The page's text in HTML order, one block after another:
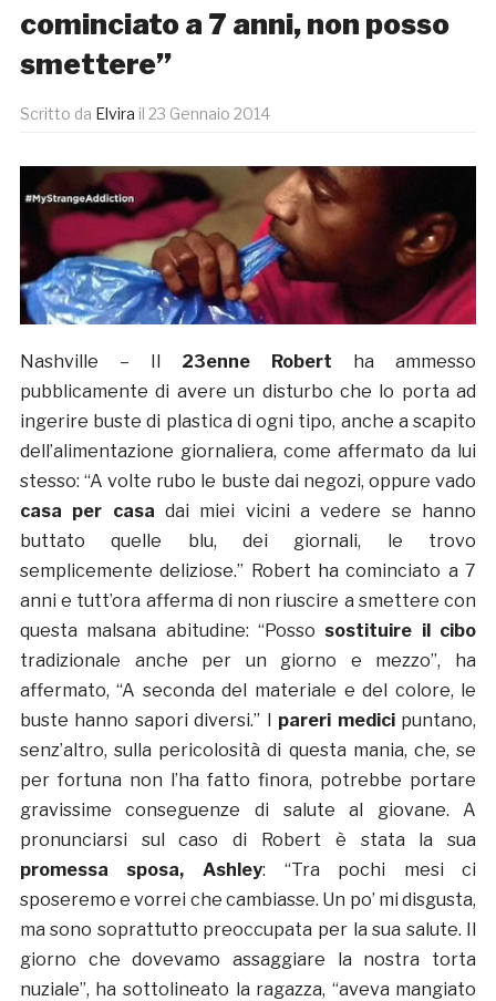
cominciato a 7 anni, non posso
smettere”
Scritto da Elvira il 23 Gennaio 2014
Nashville – Il 23enne Robert ha ammesso
pubblicamente di avere un disturbo che lo porta ad
ingerire buste di plastica di ogni tipo, anche a scapito
dell’alimentazione giornaliera, come affermato da lui
stesso: “A volte rubo le buste dai negozi, oppure vado
casa per casa dai miei vicini a vedere se hanno
buttato quelle blu, dei giornali, le trovo
semplicemente deliziose.” Robert ha cominciato a 7
anni e tutt’ora afferma di non riuscire a smettere con
questa malsana abitudine: “Posso sostituire il cibo
tradizionale anche per un giorno e mezzo”, ha
affermato, “A seconda del materiale e del colore, le
buste hanno sapori diversi.” I pareri medicipuntano,
senz’altro, sulla pericolosità di questa mania, che, se
per fortuna non l’ha fatto finora, potrebbe portare
gravissime conseguenze di salute al giovane. A
pronunciarsi sul caso di Robert è stata la sua
promessa sposa, Ashley: “Tra pochi mesi ci
sposeremo e vorrei che cambiasse. Un po’ mi disgusta,
ma sono soprattutto preoccupata per la sua salute. Il
giorno che dovevamo assaggiare la nostra torta
nuziale”, ha sottolineato la ragazza, “aveva mangiato